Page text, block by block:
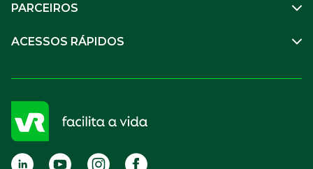
Benefícios
Soluções Financeiras
Compre Online
PARCEIROS
Parceiro VR
APP VR Estabelecimentos
ACESSOS RÁPIDOS
Sou empresa
FAQ
Termos de Uso